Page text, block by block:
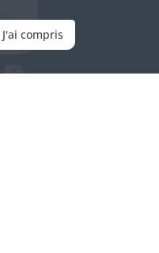
J'ai compris